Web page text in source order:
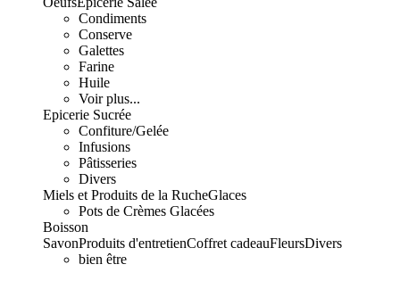
Condiments
Conserve
Galettes
Farine
Huile
Voir plus...
Epicerie Sucrée
Confiture/Gelée
Infusions
Pâtisseries
Divers
Miels et Produits de la RucheGlaces
Pots de Crèmes Glacées
Boisson
SavonProduits d'entretienCoffret cadeauFleursDivers
bien être